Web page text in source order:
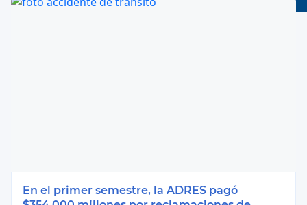
En el primer semestre, la ADRES pagó